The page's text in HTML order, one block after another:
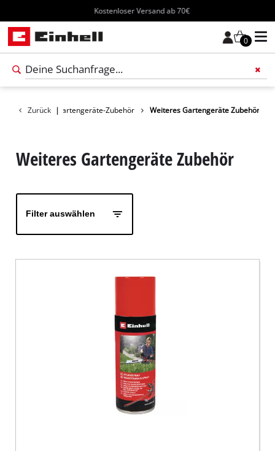
Kostenloser Versand ab 70€
0
Zurück |
Zubehör Gartengeräte-Zubehör Weiteres Gartengeräte Zubehör
Weiteres Gartengeräte Zubehör
Filter auswählen